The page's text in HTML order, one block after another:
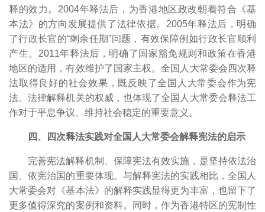
释的效力。 2004年释法后，为香港地区政改朝着符合《基
本法》的方向发展提供了法律依据。2005年释法后，明确
了行政长官的“剩余任期”问题，有效保障例如行政长官顺利
产生。2011年释法后，明确了国家豁免规则和政策在香港
地区的适用，有效维护了国家主权。全国人大常委会四次释
法取得良好的社会效果，既反映了全国人大常委会作为宪
法、法律解释机关的权威，也体现了全国人大常委会释法工
作对于平息争议、维持社会稳定的重要意义。
四、四次释法实践对全国人大常委会解释宪法的启示
完善宪法解释机制、保障宪法有效实施，是坚持依法治
国、依宪治国的重要体现。与解释宪法的实践相比，全国人
大常委会对《基本法》的解释实践显得更为丰富，也留下了
更多值得深究的案例和资料。同时，作为香港特区的宪制性